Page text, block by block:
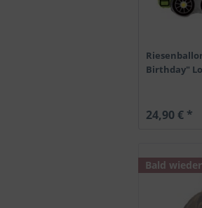
Birthday"
24,90 € *
Bald